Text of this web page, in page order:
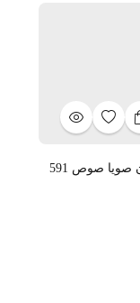
كيكومان صويا صوص 591